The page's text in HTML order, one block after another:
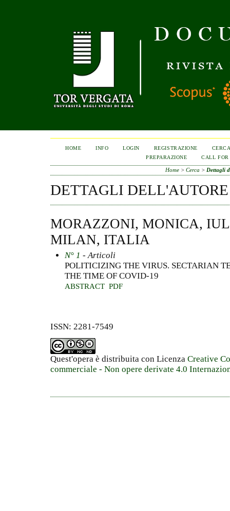
HOME INFO LOGIN REGISTRAZIONE
PREPARAZIONE
CALL FOR
Home> Cerca > Dettagli
DETTAGLI DELL'AUTORE
MORAZZONI, MONICA,
MILAN, ITALIA
N° 1 - Articoli
POLITICIZING THE VIRUS. SECTARIAN
THE TIME OF COVID-19
ABSTRACT PDF
ISSN: 2281-7549
Quest'opera è distribuita con Licenza Creative
commerciale - Non opere derivate 4.0